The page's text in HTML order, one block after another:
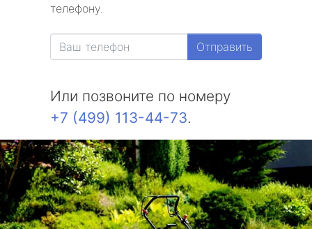
телефону.
Отправить
Или позвоните по номеру
+7 (499) 113-44-73.